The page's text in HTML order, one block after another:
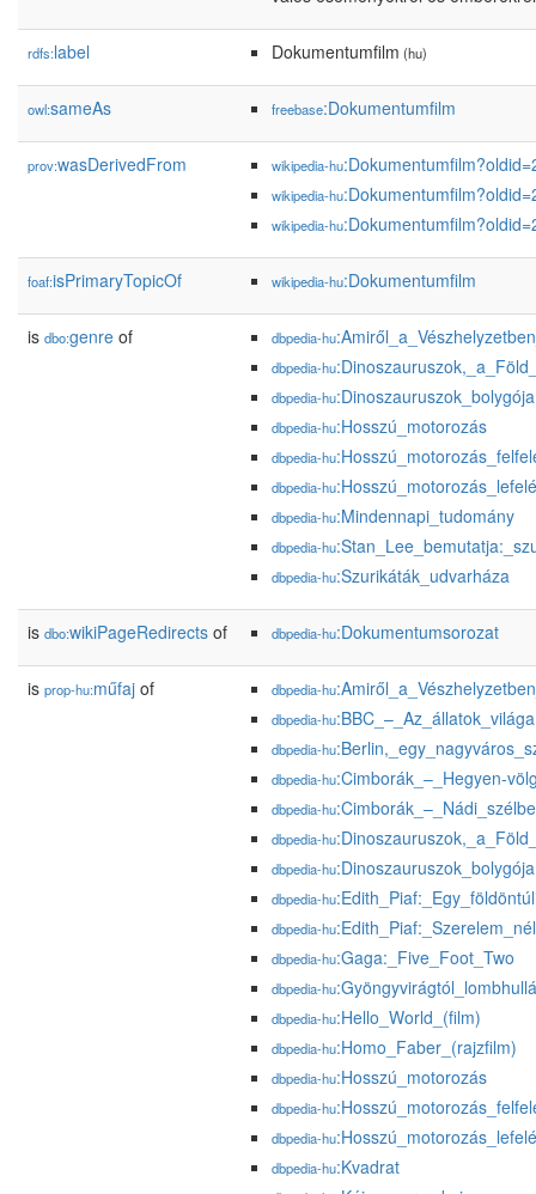
rdfs:label Dokumentumfilm (hu)
owl:sameAs freebase:Dokumentumfilm
prov:wasDerivedFrom wikipedia-hu
wikipedia-hu
wikipedia-hu
foaf:isPrimaryTopicOf wikipedia-hu:Dokumentumfilm
is dbo:genre of dbpedia-hu
dbpedia-hu
dbpedia-hu:Dinoszauruszok_bolygója
dbpedia-hu:Hosszú_motorozás
dbpedia-hu
dbpedia-hu:Hosszú_motorozás_lefelé
dbpedia-hu:Mindennapi_tudomány
dbpedia-hu
dbpedia-hu:Szurikáták_udvarháza
is dbo:wikiPageRedirects of dbpedia-hu:Dokumentumsorozat
is prop-hu:műfaj of dbpedia-hu
dbpedia-hu:BBC_–_Az_állatok_világa
dbpedia-hu
dbpedia-hu:Cimborák_–_Hegyen-
dbpedia-hu
dbpedia-hu
dbpedia-hu:Dinoszauruszok_bolygója
dbpedia-hu
dbpedia-hu
dbpedia-hu:Gaga:_Five_Foot_Two
dbpedia-hu
dbpedia-hu:Hello_World_(film)
dbpedia-hu:Homo_Faber_(rajzfilm)
dbpedia-hu:Hosszú_motorozás
dbpedia-hu
dbpedia-hu:Hosszú_motorozás_lefelé
dbpedia-hu:Kvadrat